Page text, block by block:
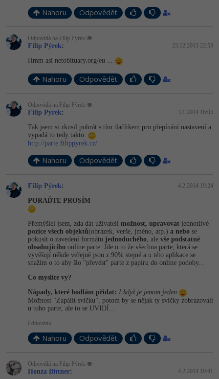
Nahoru Odpovědět
Odpovídá na Filip Pýrek
Filip Pýrek: 23.12.2013 22:53
Hmm asi netobituary.org/eu ...
Nahoru Odpovědět
Odpovídá na Filip Pýrek
Filip Pýrek: 3.1.2014 16:05
Tak jsem si zkusil pohrát s tím tlačítkem pro přepínání nastavení a
vypadá to tedy takto.
http://parte.filippyrek.cz/
Nahoru Odpovědět
Filip Pýrek: 4.2.2014 19:24
PORAĎTE PROSÍM
Přemýšlel jsem, zda dát uživateli možnost, upravovat jednotlivé
pozice všech objektů(obrázek, verše, jméno, atp.) a nebo se
pokusit o zavedení formátu jednoduchého , ale vše podstatné
obsahujícího online parte. Jde o to že všechna parte, která se
vyvěšují někde veřejně jsou z 90% stejné a u této aplikace se
snažím o to aby šlo "převést" parte z papíru do online podoby...
Co myslíte vy?
Nápady, které hodlám přidat: I když je jenom jeden
Možnost "Zapálit svíčku", potom by se nějak ty svíčky zobrazovali
u toho parte, ale to se UVIDÍ...
Editováno
Nahoru Odpovědět
Odpovídá na Filip Pýrek
Honza Bittner: 4.2.2014 19:41